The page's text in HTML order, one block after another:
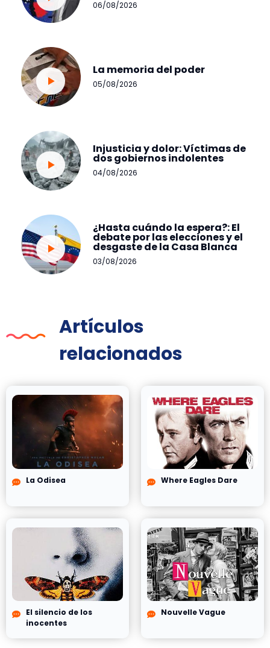
06/08/2026
La memoria del poder
05/08/2026
Injusticia y dolor: Víctimas de
dos gobiernos indolentes
04/08/2026
¿Hasta cuándo la espera?: El
debate por las elecciones y el
desgaste de la Casa Blanca
03/08/2026
Artículos
relacionados
La Odisea Where Eagles Dare
El silencio de los
inocentes
Nouvelle Vague